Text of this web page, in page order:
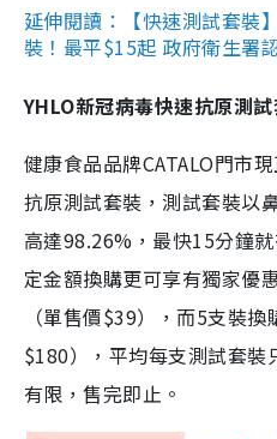
延伸閱讀：【快速測試套裝
裝！最平$15起 政府衛生署
YHLO新冠病毒快速抗原測
健康食品品牌CATALO門市
抗原測試套裝，測試套裝以
高達98.26%，最快15分鐘
定金額換購更可享有獨家優
（單售價$39），而5支裝
$180），平均每支測試套裝
有限，售完即止。